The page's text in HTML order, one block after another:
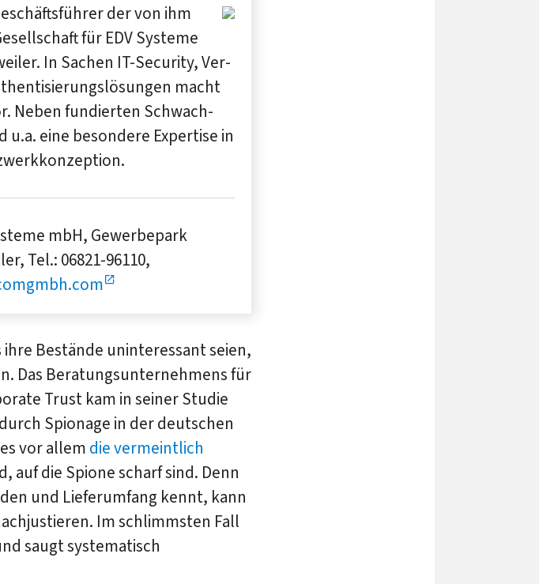
der von ihm
für EDV Systeme
In Sachen IT-Security, Ver­
macht
Neben fun­dierten Schwach­
eine be­sondere Ex­pertise in
mbH, Gewerbepark
Tel.: 06821-96110,
Bestände uninteressant seien,
Das Beratungsunternehmens für
Trust kam in seiner Studie
Spionage in der deutschen
vor allem die vermeintlich
auf die Spione scharf sind. Denn
und Lieferumfang kennt, kann
Im schlimmsten Fall
saugt systematisch